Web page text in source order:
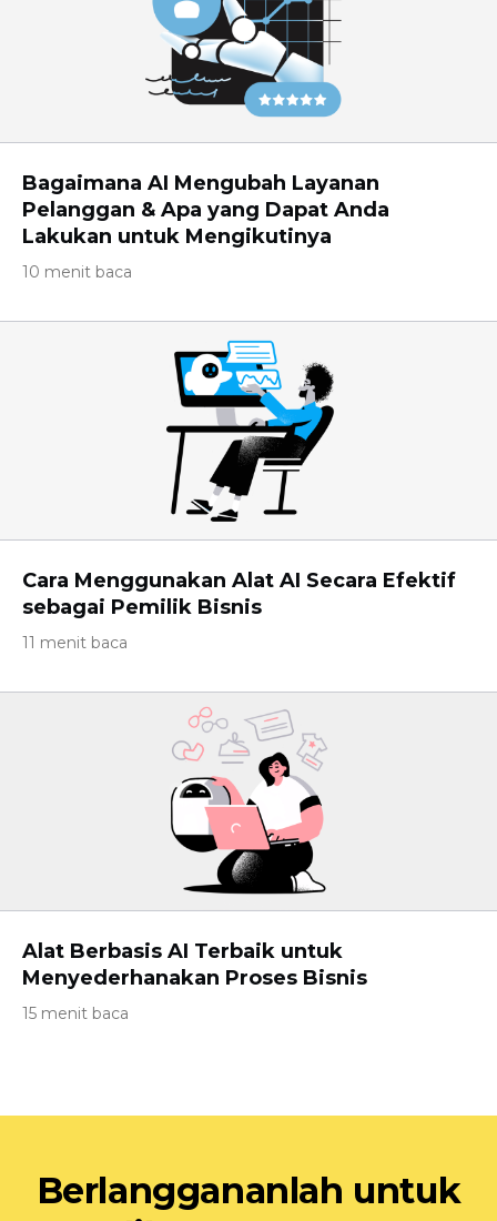
Bagaimana AI Mengubah Layanan
Pelanggan & Apa yang Dapat Anda
Lakukan untuk Mengikutinya
10 menit baca
Cara Menggunakan Alat AI Secara Efektif
sebagai Pemilik Bisnis
11 menit baca
Alat Berbasis AI Terbaik untuk
Menyederhanakan Proses Bisnis
15 menit baca
Berlanggananlah untuk